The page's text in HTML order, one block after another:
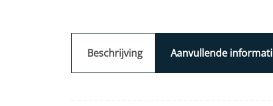
Beschrijving Aanvullende